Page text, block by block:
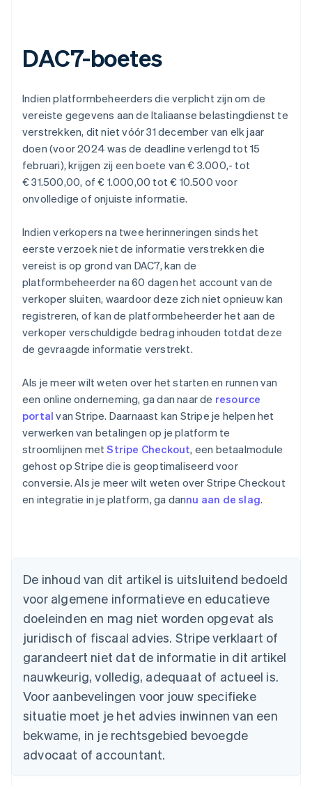
DAC7-boetes
Indien platformbeheerders die verplicht zijn om de
vereiste gegevens aan de Italiaanse belastingdienst te
verstrekken, dit niet vóór 31 december van elk jaar
doen (voor 2024 was de deadline verlengd tot 15
februari), krijgen zij een boete van € 3.000,- tot
€ 31.500,00, of € 1.000,00 tot € 10.500 voor
onvolledige of onjuiste informatie.
Indien verkopers na twee herinneringen sinds het
eerste verzoek niet de informatie verstrekken die
vereist is op grond van DAC7, kan de
platformbeheerder na 60 dagen het account van de
verkoper sluiten, waardoor deze zich niet opnieuw kan
registreren, of kan de platformbeheerder het aan de
verkoper verschuldigde bedrag inhouden totdat deze
de gevraagde informatie verstrekt.
Als je meer wilt weten over het starten en runnen van
een online onderneming, ga dan naar de resource
portal van Stripe. Daarnaast kan Stripe je helpen het
verwerken van betalingen op je platform te
stroomlijnen metStripe Checkout, een betaalmodule
gehost op Stripe die is geoptimaliseerd voor
conversie. Als je meer wilt weten over Stripe Checkout
en integratie in je platform, ga dannu aan de slag.
De inhoud van dit artikel is uitsluitend bedoeld
voor algemene informatieve en educatieve
doeleinden en mag niet worden opgevat als
juridisch of fiscaal advies. Stripe verklaart of
garandeert niet dat de informatie in dit artikel
nauwkeurig, volledig, adequaat of actueel is.
Voor aanbevelingen voor jouw specifieke
situatie moet je het advies inwinnen van een
bekwame, in je rechtsgebied bevoegde
advocaat of accountant.
Australië
English
België
NederlandsFrançaisDeutschEnglish
Brazilië
Bulgarije
English
Canada
EnglishFrançais
Cyprus
English
English
Duitsland